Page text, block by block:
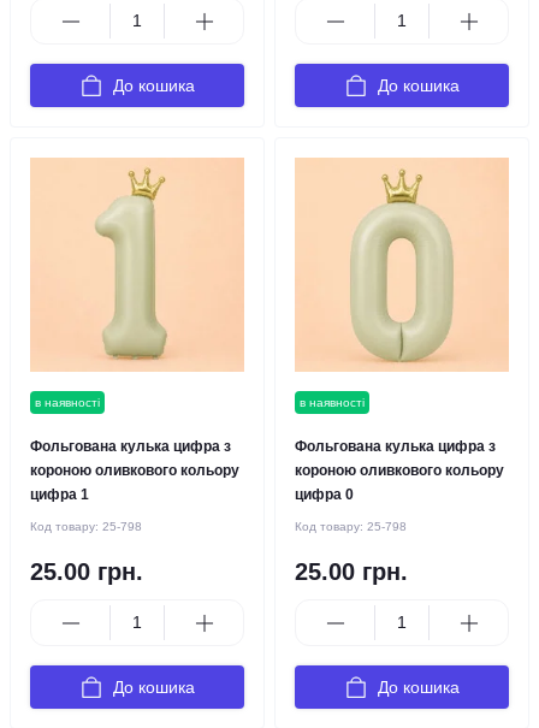
До кошика До кошика
в наявності
Фольгована кулька цифра з
короною оливкового кольору
цифра 1
Код товару: 25-798
25.00 грн.
До кошика
в наявності
Фольгована кулька цифра з
короною оливкового кольору
цифра 0
Код товару: 25-798
25.00 грн.
До кошика